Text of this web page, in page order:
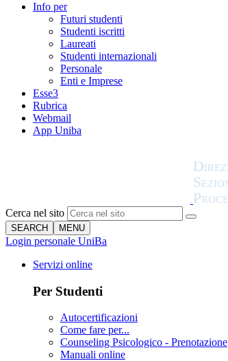
Info per
Futuri studenti
Studenti iscritti
Laureati
Studenti internazionali
Personale
Enti e Imprese
Esse3
Rubrica
Webmail
App Uniba
Cerca nel sito
SEARCH MENU
Login personale UniBa
Servizi online
Per Studenti
Autocertificazioni
Come fare per...
Counseling Psicologico - Prenotazione
Manuali online